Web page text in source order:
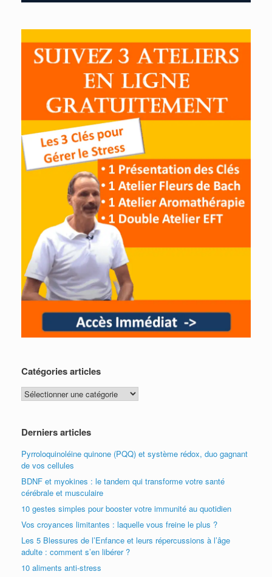
Catégories articles
Catégories
articles
Derniers articles
Pyrroloquinoléine quinone (PQQ) et système rédox, duo gagnant
de vos cellules
BDNF et myokines : le tandem qui transforme votre santé
cérébrale et musculaire
10 gestes simples pour booster votre immunité au quotidien
Vos croyances limitantes : laquelle vous freine le plus ?
Les 5 Blessures de l’Enfance et leurs répercussions à l’âge
adulte : comment s’en libérer ?
10 aliments anti-stress